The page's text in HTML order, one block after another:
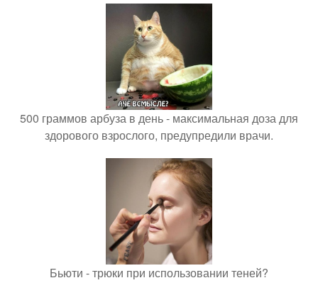
500 граммов арбуза в день - максимальная доза для
здорового взрослого, предупредили врачи.
Бьюти - трюки при использовании теней?